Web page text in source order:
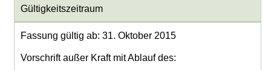
Gültigkeitszeitraum
Fassung gültig ab: 31. Oktober 2015
Vorschrift außer Kraft mit Ablauf des: